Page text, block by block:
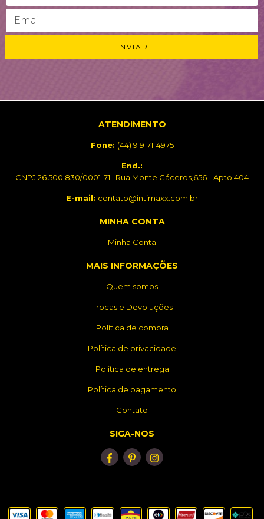
ATENDIMENTO
Fone: (44) 9 9171-4975
End.:
CNPJ 26.500.830/0001-71 | Rua Monte Cáceros,656 - Apto 404
E-mail: contato@intimaxx.com.br
MINHA CONTA
Minha Conta
MAIS INFORMAÇÕES
Quem somos
Trocas e Devoluções
Política de compra
Política de privacidade
Política de entrega
Política de pagamento
Contato
SIGA-NOS